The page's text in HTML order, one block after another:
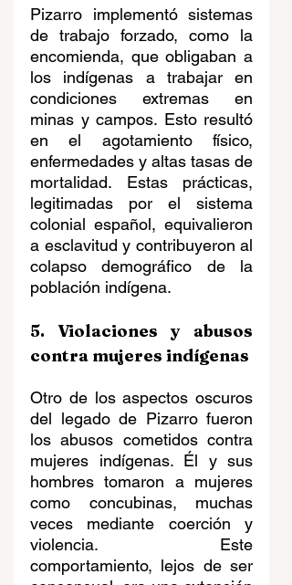
Pizarro implementó sistemas
de trabajo forzado, como la
encomienda, que obligaban a
los indígenas a trabajar en
condiciones extremas en
minas y campos. Esto resultó
en el agotamiento físico,
enfermedades y altas tasas de
mortalidad. Estas prácticas,
legitimadas por el sistema
colonial español, equivalieron
a esclavitud y contribuyeron al
colapso demográfico de la
población indígena.
5. Violaciones y abusos
contra mujeres indígenas
Otro de los aspectos oscuros
del legado de Pizarro fueron
los abusos cometidos contra
mujeres indígenas. Él y sus
hombres tomaron a mujeres
como concubinas, muchas
veces mediante coerción y
violencia. Este
comportamiento, lejos de ser